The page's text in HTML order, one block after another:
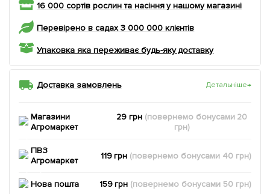
16 000 сортів рослин та насіння у нашому магазині
Перевірено в садах 3 000 000 клієнтів
Упаковка яка переживає будь-яку доставку
Доставка замовлень Детальніше→
Магазини
Агромаркет
29 грн (повернемобонусами 20
грн)
ПВЗ
Агромаркет
119 грн (повернемо бонусами 40 грн)
Нова пошта 159 грн (повернемо бонусами 50 грн)